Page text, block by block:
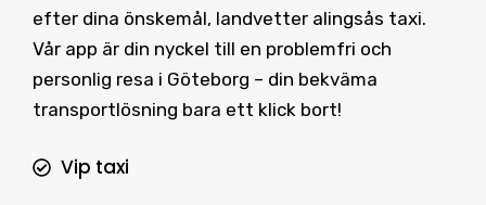
efter dina önskemål, landvetter alingsås taxi.
Vår app är din nyckel till en problemfri och
personlig resa i Göteborg – din bekväma
transportlösning bara ett klick bort!
Vip taxi